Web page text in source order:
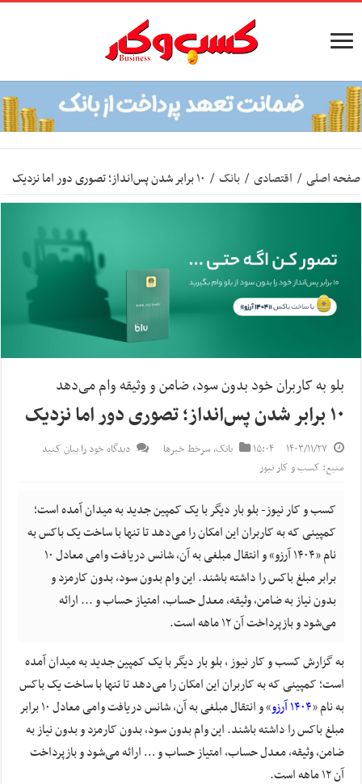
صفحه اصلی / اقتصادی / بانک / ۱۰ برابر شدن پس‌انداز؛ تصوری دور اما نزدیک
بلو به کاربران خود بدون سود، ضامن و وثیقه وام می‌دهد
۱۰ برابر شدن پس‌انداز؛ تصوری دور اما نزدیک
۱۴۰۳/۱۱/۲۷ ۱۵:۰۴ بانک,سرخط خبرها
دیدگاه خود را بیان کنید
منبع: کسب و کار نیوز
کسب و کار نیوز- بلو بار دیگر با یک کمپین جدید به میدان آمده است؛
کمپینی که به کاربران این امکان را می‌دهد تا تنها با ساخت یک باکس به
نام «۱۴۰۴ آرزو» و انتقال مبلغی به آن، شانس دریافت وامی معادل ۱۰
برابر مبلغ باکس را داشته باشند. این وام بدون سود، بدون کارمزد و
بدون نیاز به ضامن، وثیقه، معدل حساب، امتیاز حساب و ... ارائه
می‌شود و بازپرداخت آن ۱۲ ماهه است.
به گزارش کسب و کار نیوز ، بلو بار دیگر با یک کمپین جدید به میدان آمده
است؛ کمپینی که به کاربران این امکان را می‌دهد تا تنها با ساخت یک باکس
به نام«۱۴۰۴آرزو»
و انتقال مبلغی به آن، شانس دریافت وامی معادل ۱۰ برابر
مبلغ باکس را داشته باشند. این وام بدون سود، بدون کارمزد و بدون نیاز به
ضامن، وثیقه، معدل حساب، امتیاز حساب و … ارائه می‌شود و بازپرداخت
آن ۱۲ ماهه است.